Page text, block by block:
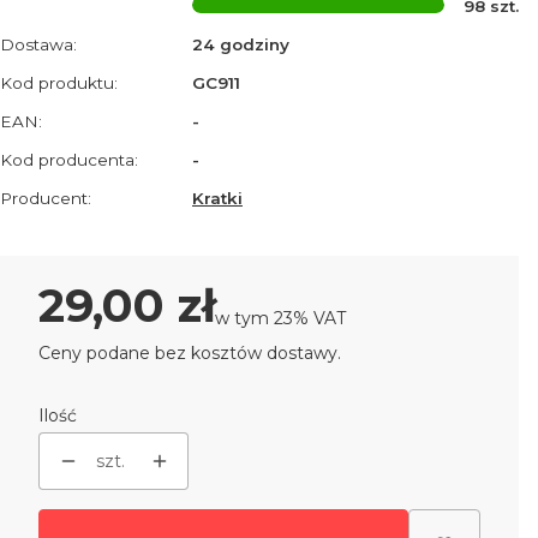
98 szt.
Dostawa:
24 godziny
Kod produktu:
GC911
EAN:
-
Kod producenta:
-
Producent:
Kratki
Cena
29,00 złw tym 23% VAT
w tym 23% VAT
Ceny podane bez kosztów dostawy.
Ilość
szt.